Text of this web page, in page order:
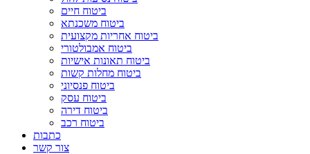
ביטוח חיים
ביטוח משכנתא
ביטוח אחריות מקצועית
ביטוח אמבולטורי
ביטוח תאונות אישיות
ביטוח מחלות קשות
ביטוח פנסיוני
ביטוח עסק
ביטוח דירה
ביטוח רכב
כתבות
צור קשר